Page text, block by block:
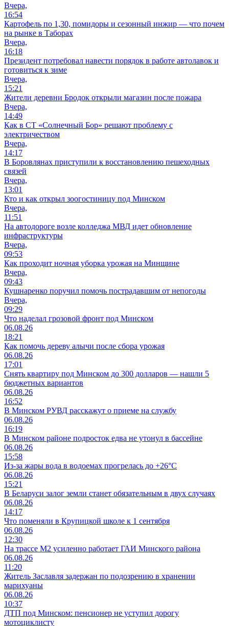
Вчера,
16:54
Картофель по 1,30, помидоры и сезонный инжир — что почем
на рынке в Таборах
Вчера,
16:18
Президент потребовал навести порядок в работе автолавок и
готовиться к зиме
Вчера,
15:21
Жители деревни Бродок открыли магазин после пожара
Вчера,
14:49
Как в СТ «Солнечный Бор» решают проблему с
электричеством
Вчера,
14:17
В Боровлянах приступили к восстановлению пешеходных
связей
Вчера,
13:01
Кто и как открыл зоогостиницу под Минском
Вчера,
11:51
На автодороге возле колледжа МВД идет обновление
инфраструктуры
Вчера,
09:53
Как проходит ночная уборка урожая на Минщине
Вчера,
09:43
Кушнаренко поручил помочь пострадавшим от непогоды
Вчера,
09:29
Что наделал грозовой фронт под Минском
06.08.26
18:21
Как помочь дереву алычи после сбора урожая
06.08.26
17:01
Снять квартиру под Минском до 300 долларов — нашли 5
бюджетных вариантов
06.08.26
16:52
В Минском РУВД расскажут о приеме на службу
06.08.26
16:19
В Минском районе подросток едва не утонул в бассейне
06.08.26
15:58
Из-за жары вода в водоемах прогрелась до +26°C
06.08.26
15:21
В Беларуси залог земли станет обязательным в двух случаях
06.08.26
14:17
Что поменяли в Крупицкой школе к 1 сентября
06.08.26
12:30
На трассе М2 усиленно работает ГАИ Минского района
06.08.26
11:20
Житель Заславля задержан по подозрению в хранении
марихуаны
06.08.26
10:37
ДТП под Минском: пенсионер не уступил дорогу
мотоциклисту